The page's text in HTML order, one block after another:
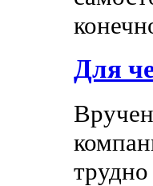
Для